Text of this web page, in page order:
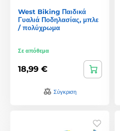
West Biking Παιδικά
Γυαλιά Ποδηλασίας, μπλε
/ πολύχρωμα
Σε απόθεμα
18,99 €
Σύγκριση